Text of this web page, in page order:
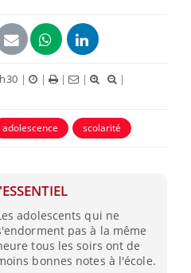
| | | |
|
adolescence scolarité
adolescents qui ne
pas à la même
tous les soirs ont de
bonnes notes à l'école.